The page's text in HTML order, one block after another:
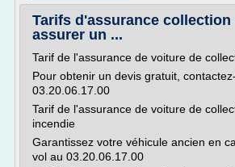
Tarifs d'assurance collection
assurer un ...
Tarif de l'assurance de voiture de
Pour obtenir un devis gratuit,
03.20.06.17.00
Tarif de l'assurance de voiture de
incendie
Garantissez votre véhicule ancien en
vol au 03.20.06.17.00